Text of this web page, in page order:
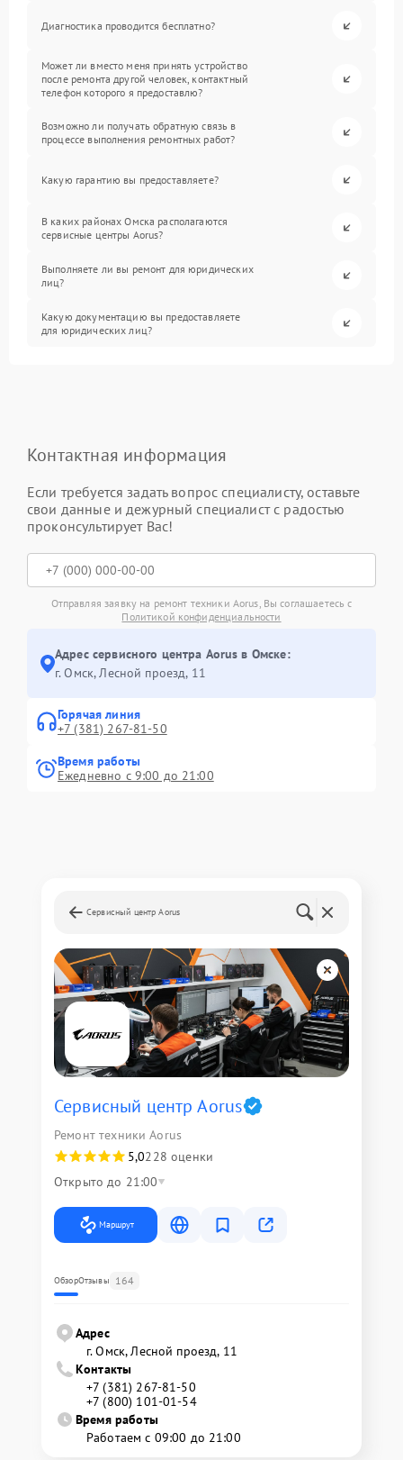
Диагностика проводится бесплатно?
Может ли вместо меня принять устройство
после ремонта другой человек, контактный
телефон которого я предоставлю?
Возможно ли получать обратную связь в
процессе выполнения ремонтных работ?
Какую гарантию вы предоставляете?
В каких районах Омска располагаются
сервисные центры Aorus?
Выполняете ли вы ремонт для юридических
лиц?
Какую документацию вы предоставляете
для юридических лиц?
Контактная информация
Если требуется задать вопрос специалисту, оставьте
свои данные и дежурный специалист с радостью
проконсультирует Вас!
Отправляя заявку на ремонт техники Aorus, Вы соглашаетесь с
Политикой конфиденциальности
Адрес сервисного центра Aorus в Омске:
г. Омск, ​Лесной проезд, 11
Горячая линия
+7 (381) 267-81-50
Время работы
Ежедневно с 9:00 до 21:00
Сервисный центр Aorus
Сервисный центр Aorus
Ремонт техники Aorus
5,0228 оценки
Открыто до 21:00
Маршрут
ОбзорОтзывы 164
Адрес
г. Омск, ​Лесной проезд, 11
Контакты
+7 (381) 267-81-50
+7 (800) 101-01-54
Время работы
Работаем с 09:00 до 21:00